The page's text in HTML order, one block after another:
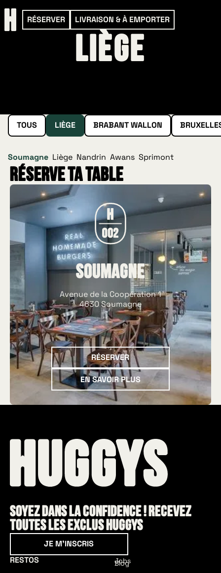
RÉSERVER LIVRAISON & À EMPORTER
Liège
TOUS LIÈGE BRABANT WALLON
Soumagne Liège Nandrin Awans Sprimont
Réserve ta table
Soumagne
Avenue de la Coopération 1
4630 Soumagne
Réserver
RÉSERVER
En savoir plus
EN SAVOIR PLUS
Soyez dans la confidence ! Recevez
toutes les exclus HUGGYS
Je m'inscris
JE M'INSCRIS
RESTOS
Jobs
Blog